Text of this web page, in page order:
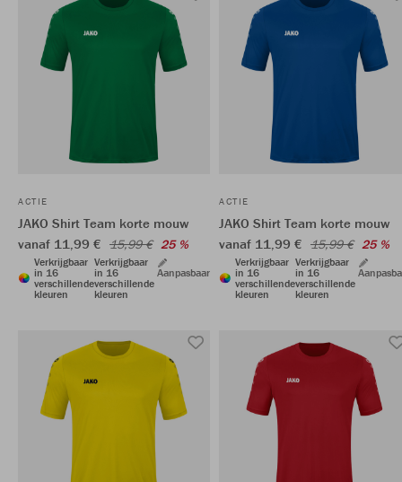
ACTIE
JAKO Shirt Team korte mouw
vanaf 11,99 € 15,99 € 25 %
Verkrijgbaar
in 16
verschillende
kleuren
Verkrijgbaar
in 16
verschillende
kleuren
Aanpasbaar
ACTIE
JAKO Shirt Team korte mouw
vanaf 11,99 € 15,99 € 25 %
Verkrijgbaar
in 16
verschillende
kleuren
Verkrijgbaar
in 16
verschillende
kleuren